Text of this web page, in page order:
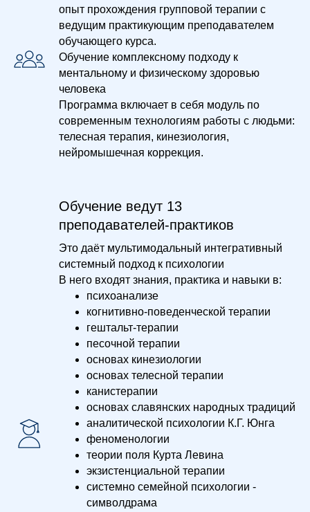
опыт прохождения групповой терапии с
ведущим практикующим преподавателем
обучающего курса.
Обучение комплексному подходу к
ментальному и физическому здоровью
человека
Программа включает в себя модуль по
современным технологиям работы с людьми:
телесная терапия, кинезиология,
нейромышечная коррекция.
Обучение ведут 13
преподавателей-практиков
Это даёт мультимодальный интегративный
системный подход к психологии
В него входят знания, практика и навыки в:
психоанализе
когнитивно-поведенческой терапии
гештальт-терапии
песочной терапии
основах кинезиологии
основах телесной терапии
канистерапии
основах славянских народных традиций
аналитической психологии К.Г. Юнга
феноменологии
теории поля Курта Левина
экзистенциальной терапии
системно семейной психологии -
символдрама